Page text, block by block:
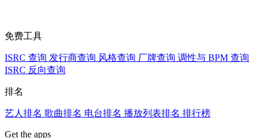
免费工具
ISRC 查询 发行商查询 风格查询 厂牌查询 调性与 BPM 查询
ISRC 反向查询
排名
艺人排名 歌曲排名 电台排名 播放列表排名 排行榜
Get the apps